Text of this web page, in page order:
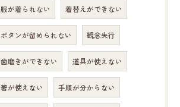
服が着られない 着替えができない
ボタンが留められない 観念失行
歯磨きができない 道具が使えない
箸が使えない 手順が分からない